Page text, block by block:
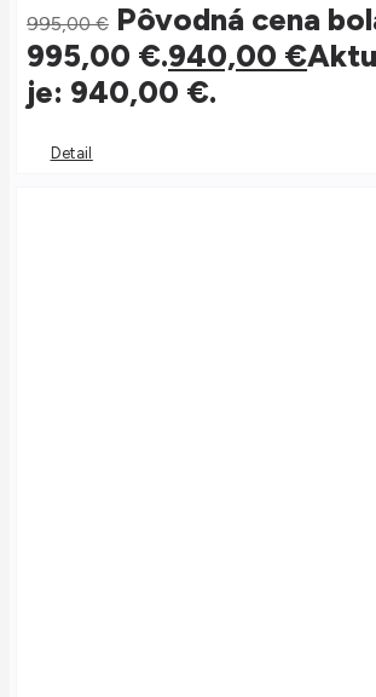
995,00€ Pôvodná cena
995,00 €.940,00 €
je: 940,00 €.
Detail